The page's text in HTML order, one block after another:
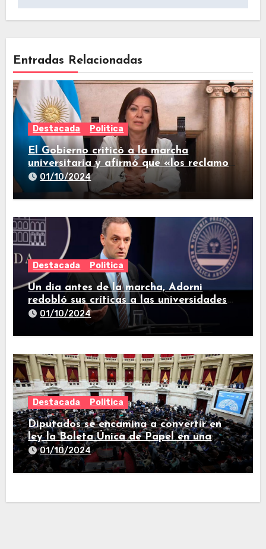
Entradas Relacionadas
Destacada Politica
El Gobierno criticó a la marcha
universitaria y afirmó que «los reclamos
están todos resueltos»
01/10/2024
Destacada Politica
Un día antes de la marcha, Adorni
redobló sus críticas a las universidades
nacionales
01/10/2024
Destacada Politica
Diputados se encamina a convertir en
ley la Boleta Única de Papel en una
larga sesión
01/10/2024